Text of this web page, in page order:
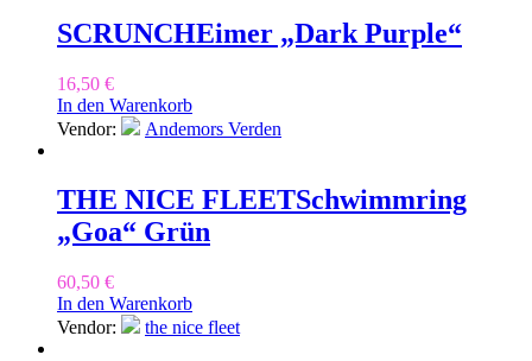
SCRUNCHEimer „Dark Purple“
16,50 €
In den Warenkorb
Vendor:
Andemors Verden
THE NICE FLEETSchwimmring
„Goa“ Grün
60,50 €
In den Warenkorb
Vendor:
the nice fleet